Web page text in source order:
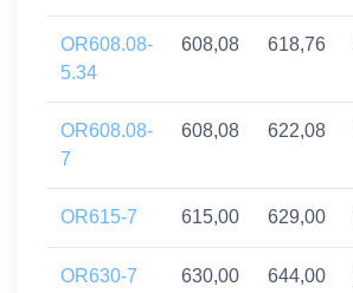
OR608.08-
5.34
608,08 618,76
OR608.08-
7
608,08 622,08
OR615-7 615,00 629,00
OR630-7 630,00 644,00